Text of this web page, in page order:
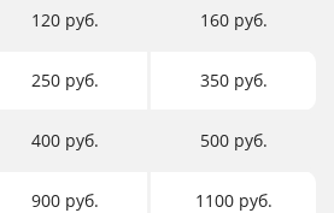
120 руб. 160 руб.
250 руб. 350 руб.
400 руб. 500 руб.
900 руб. 1100 руб.